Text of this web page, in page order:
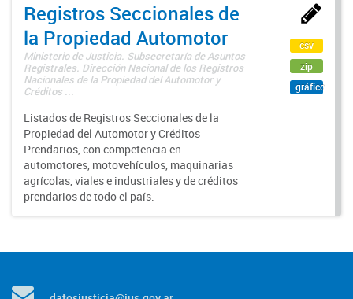
Registros Seccionales de
la Propiedad Automotor
Ministerio de Justicia. Subsecretaría de Asuntos
Registrales. Dirección Nacional de los Registros
Nacionales de la Propiedad del Automotor y
Créditos ...
Listados de Registros Seccionales de la
Propiedad del Automotor y Créditos
Prendarios, con competencia en
automotores, motovehículos, maquinarias
agrícolas, viales e industriales y de créditos
prendarios de todo el país.
csv
zip
gráfico